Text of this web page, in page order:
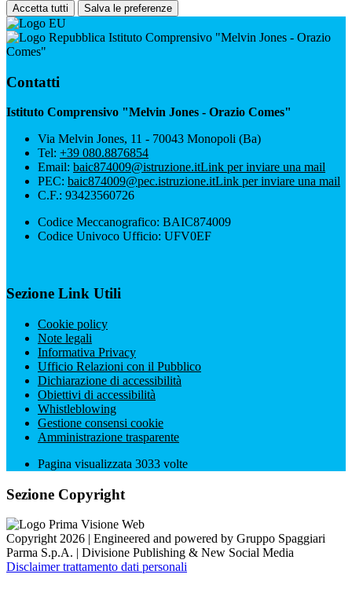
Accetta tutti Salva le preferenze
Istituto Comprensivo "Melvin Jones - Orazio
Comes"
Contatti
Istituto Comprensivo "Melvin Jones - Orazio Comes"
Via Melvin Jones, 11 - 70043 Monopoli (Ba)
Tel: +39 080.8876854
Email: baic874009@istruzione.itLink per inviare una mail
PEC: baic874009@pec.istruzione.itLink per inviare una mail
C.F.: 93423560726
Codice Meccanografico: BAIC874009
Codice Univoco Ufficio: UFV0EF
Sezione Link Utili
Cookie policy
Note legali
Informativa Privacy
Ufficio Relazioni con il Pubblico
Dichiarazione di accessibilità
Obiettivi di accessibilità
Whistleblowing
Gestione consensi cookie
Amministrazione trasparente
Pagina visualizzata 3033 volte
Sezione Copyright
Copyright 2026 | Engineered and powered by Gruppo Spaggiari
Parma S.p.A. | Divisione Publishing & New Social Media
Disclaimer trattamento dati personali